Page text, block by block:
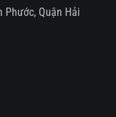
Phước, Quận Hải